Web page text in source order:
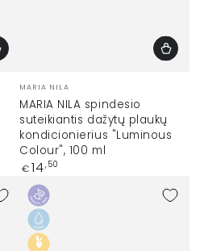
Prekinis
ženklas:
MARIA NILA
MARIA NILA spindesio
suteikiantis dažytų plaukų
kondicionierius "Luminous
Colour", 100 ml
Įprasta
€ 14,50